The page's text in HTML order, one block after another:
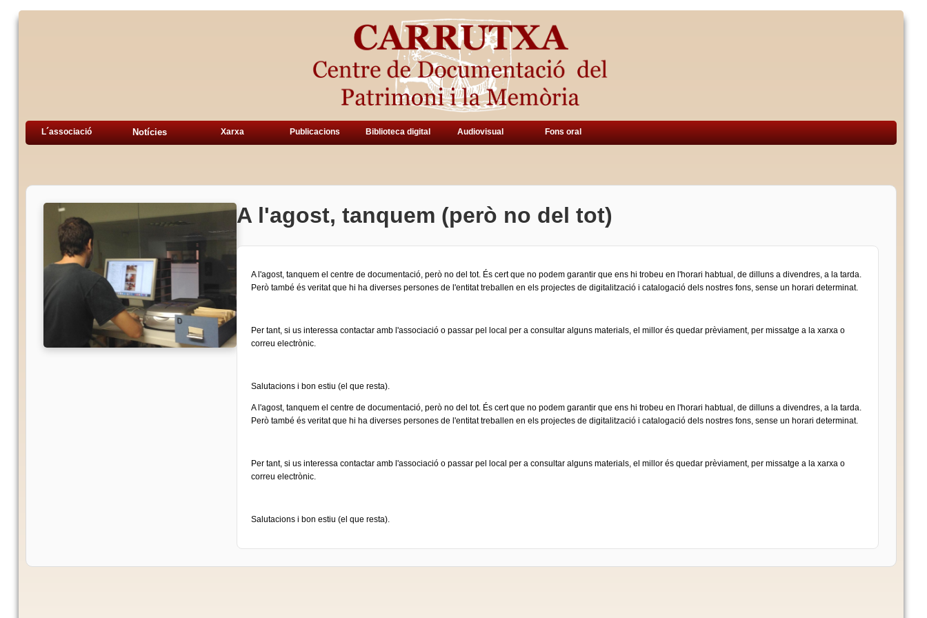
L´associació Notícies Xarxa Publicacions Biblioteca digital Audiovisual Fons oral
A l'agost, tanquem (però no del tot)
A l'agost, tanquem el centre de documentació, però no del tot. És cert que no podem garantir que ens hi trobeu en l'horari habtual, de dilluns a divendres, a la tarda.
Però també és veritat que hi ha diverses persones de l'entitat treballen en els projectes de digitalització i catalogació dels nostres fons, sense un horari determinat.
Per tant, si us interessa contactar amb l'associació o passar pel local per a consultar alguns materials, el millor és quedar prèviament, per missatge a la xarxa o
correu electrònic.
Salutacions i bon estiu (el que resta).
A l'agost, tanquem el centre de documentació, però no del tot. És cert que no podem garantir que ens hi trobeu en l'horari habtual, de dilluns a divendres, a la tarda.
Però també és veritat que hi ha diverses persones de l'entitat treballen en els projectes de digitalització i catalogació dels nostres fons, sense un horari determinat.
Per tant, si us interessa contactar amb l'associació o passar pel local per a consultar alguns materials, el millor és quedar prèviament, per missatge a la xarxa o
correu electrònic.
Salutacions i bon estiu (el que resta).